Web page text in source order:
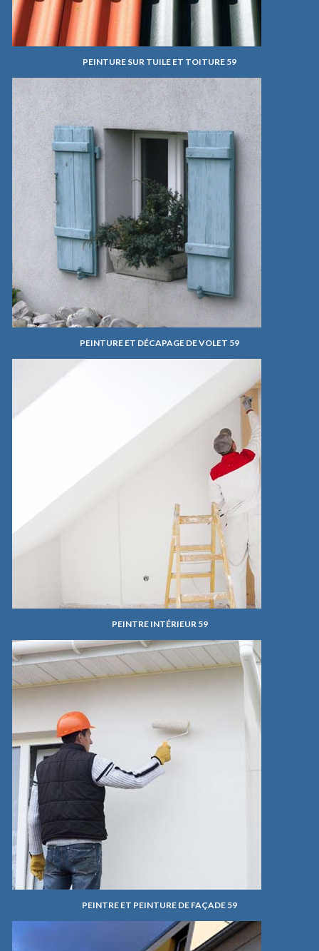
PEINTURE SUR TUILE ET TOITURE 59
PEINTURE ET DÉCAPAGE DE VOLET 59
PEINTRE INTÉRIEUR 59
PEINTRE ET PEINTURE DE FAÇADE 59